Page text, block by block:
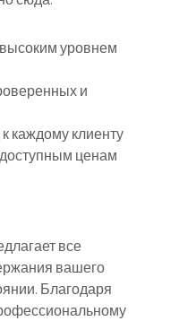
уровнем
и
каждому клиенту
ценам
все
вашего
Благодаря